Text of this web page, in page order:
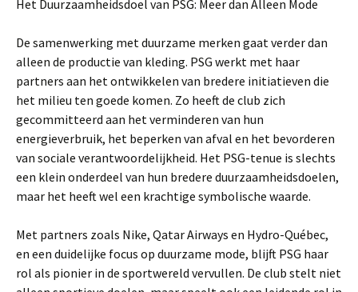
Het Duurzaamheidsdoel van PSG: Meer dan Alleen Mode
De samenwerking met duurzame merken gaat verder dan
alleen de productie van kleding. PSG werkt met haar
partners aan het ontwikkelen van bredere initiatieven die
het milieu ten goede komen. Zo heeft de club zich
gecommitteerd aan het verminderen van hun
energieverbruik, het beperken van afval en het bevorderen
van sociale verantwoordelijkheid. Het PSG-tenue is slechts
een klein onderdeel van hun bredere duurzaamheidsdoelen,
maar het heeft wel een krachtige symbolische waarde.
Met partners zoals Nike, Qatar Airways en Hydro-Québec,
en een duidelijke focus op duurzame mode, blijft PSG haar
rol als pionier in de sportwereld vervullen. De club stelt niet